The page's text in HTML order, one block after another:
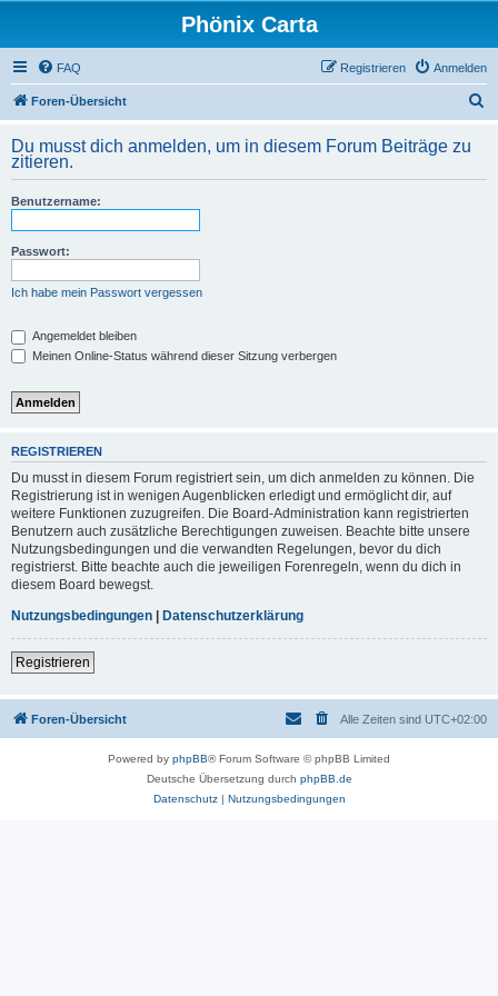
Phönix Carta
FAQ Anmelden
Registrieren
Foren-Übersicht
h
Du musst dich anmelden, um in diesem Forum Beiträge zu
zitieren.
Benutzername:
Passwort:
Ich habe mein Passwort vergessen
Angemeldet bleiben
Meinen Online-Status während dieser Sitzung verbergen
REGISTRIEREN
Du musst in diesem Forum registriert sein, um dich anmelden zu können. Die
Registrierung ist in wenigen Augenblicken erledigt und ermöglicht dir, auf
weitere Funktionen zuzugreifen. Die Board-Administration kann registrierten
Benutzern auch zusätzliche Berechtigungen zuweisen. Beachte bitte unsere
Nutzungsbedingungen und die verwandten Regelungen, bevor du dich
registrierst. Bitte beachte auch die jeweiligen Forenregeln, wenn du dich in
diesem Board bewegst.
Nutzungsbedingungen | Datenschutzerklärung
Registrieren
Foren-Übersicht Alle Zeiten sind UTC+02:00
Powered by phpBB® Forum Software © phpBB Limited
Deutsche Übersetzung durch phpBB.de
Datenschutz| Nutzungsbedingungen